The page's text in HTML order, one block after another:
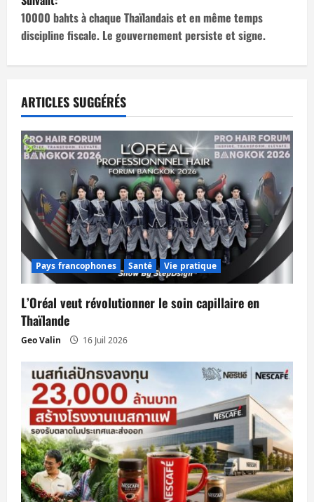
g
a
t
i
o
d
a
r
t
i
e
10000 bahts à chaque Thaïlandais et en même temps
discipline fiscale. Le gouvernement persiste et signe.
ARTICLES SUGGÉRÉS
Pays francophones Santé Vie pratique
L’Oréal veut révolutionner le soin capillaire en
Thaïlande
Geo Valin 16 Juil 2026